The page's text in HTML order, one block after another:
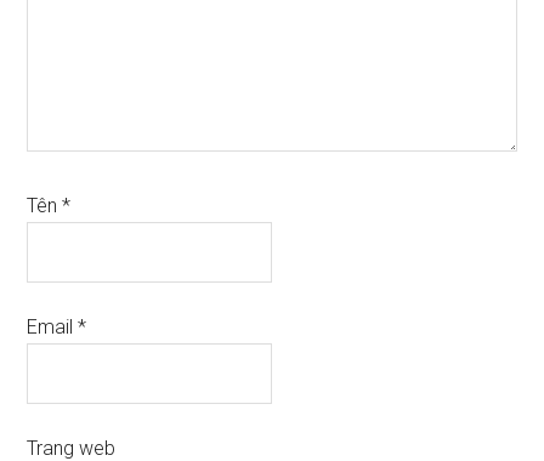
Tên*
Email*
Trang web